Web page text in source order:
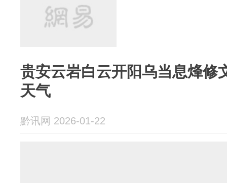
贵安云岩白云开阳乌当息烽修
天气
黔讯网 2026-01-22